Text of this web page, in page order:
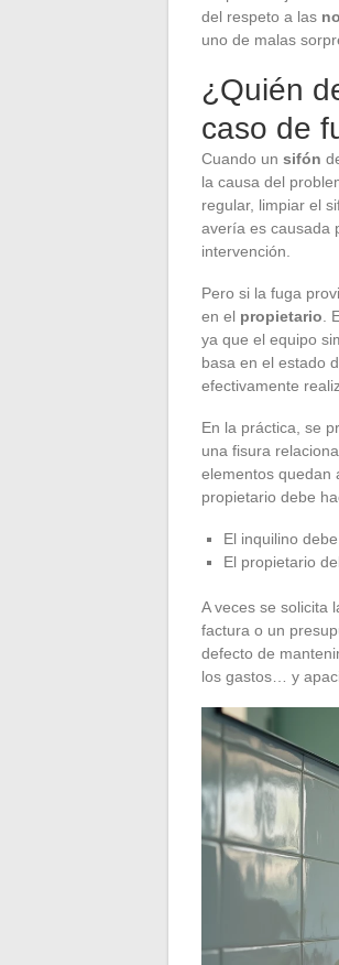
del respeto a las
uno de malas
¿Quién
caso de
Cuando un sifón
la causa del
regular, limpiar el
avería es causada
intervención.
Pero si la fuga
en el propietario .
ya que el equipo
basa en el estado
efectivamente
En la práctica, se
una fisura
elementos quedan
propietario debe
El inquilino
El propietario
A veces se solicita
factura o un
defecto de
los gastos… y